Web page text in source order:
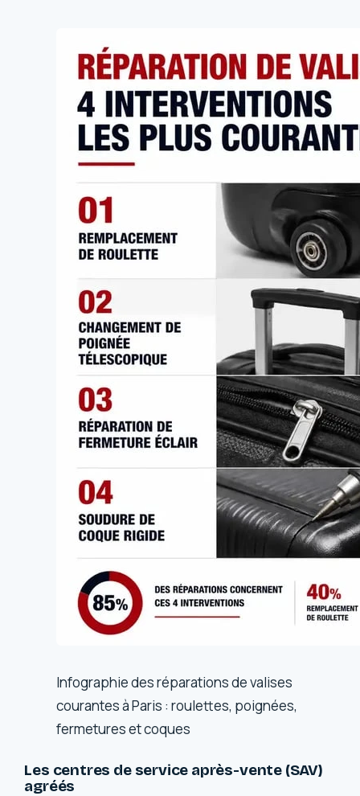
Infographie des réparations de valises
courantes à Paris : roulettes, poignées,
fermetures et coques
Les centres de service après-vente (SAV)
agréés